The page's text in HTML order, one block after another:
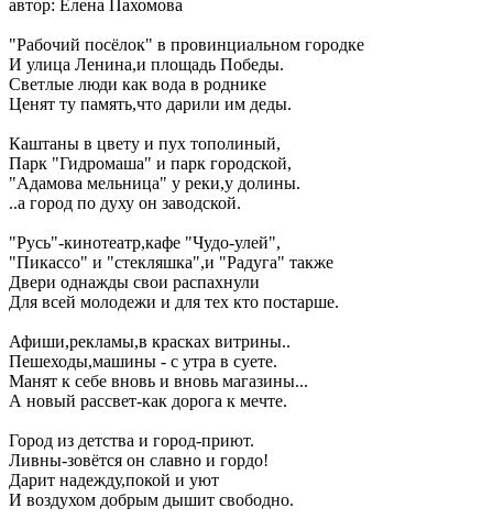
автор: Елена Пахомова
"Рабочий посёлок" в провинциальном городке
И улица Ленина,и площадь Победы.
Светлые люди как вода в роднике
Ценят ту память,что дарили им деды.
Каштаны в цвету и пух тополиный,
Парк "Гидромаша" и парк городской,
"Адамова мельница" у реки,у долины.
..а город по духу он заводской.
"Русь"-кинотеатр,кафе "Чудо-улей",
"Пикассо" и "стекляшка",и "Радуга" также
Двери однажды свои распахнули
Для всей молодежи и для тех кто постарше.
Афиши,рекламы,в красках витрины..
Пешеходы,машины - с утра в суете.
Манят к себе вновь и вновь магазины...
А новый рассвет-как дорога к мечте.
Город из детства и город-приют.
Ливны-зовётся он славно и гордо!
Дарит надежду,покой и уют
И воздухом добрым дышит свободно.